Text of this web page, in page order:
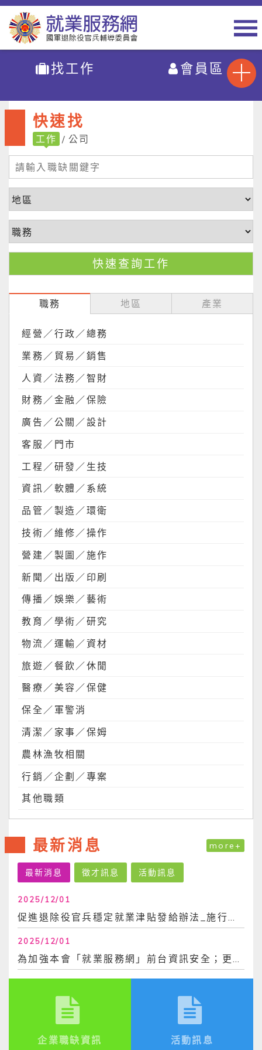
找工作 會員區
快速找
工作 公司
職務 地區 產業
經營／行政／總務
業務／貿易／銷售
人資／法務／智財
財務／金融／保險
廣告／公關／設計
客服／門市
工程／研發／生技
資訊／軟體／系統
品管／製造／環衛
技術／維修／操作
營建／製圖／施作
新聞／出版／印刷
傳播／娛樂／藝術
教育／學術／研究
物流／運輸／資材
旅遊／餐飲／休閒
醫療／美容／保健
保全／軍警消
清潔／家事／保姆
農林漁牧相關
行銷／企劃／專案
其他職類
最新消息 more+
最新消息 徵才訊息 活動訊息
2025/12/01
2025/12/01
企業職缺資訊 活動訊息